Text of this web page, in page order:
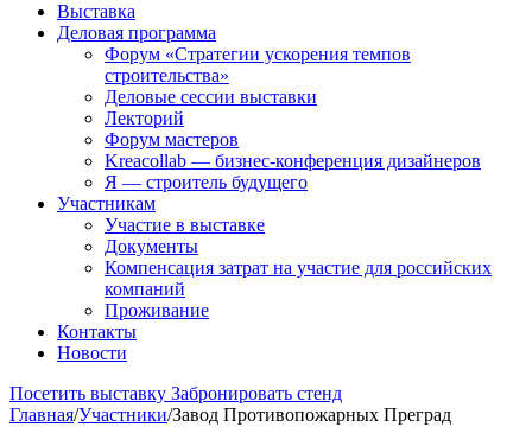
Выставка
Деловая программа
Форум «Стратегии ускорения темпов
строительства»
Деловые сессии выставки
Лекторий
Форум мастеров
Kreacollab — бизнес-конференция дизайнеров
Я — строитель будущего
Участникам
Участие в выставке
Документы
Компенсация затрат на участие для российских
компаний
Проживание
Контакты
Новости
Посетить выставку Забронировать стенд
Главная/Участники/Завод Противопожарных Преград